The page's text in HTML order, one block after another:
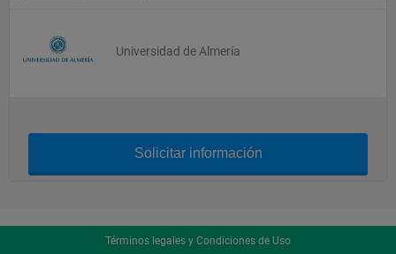
Universidad de Almería
Solicitar información
Términos legales y Condiciones de Uso